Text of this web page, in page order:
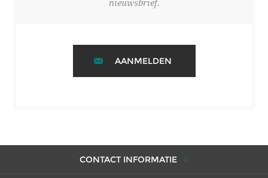
nieuwsbrief.
AANMELDEN
CONTACT INFORMATIE